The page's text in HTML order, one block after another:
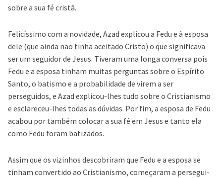
sobre a sua fé cristã.
Felicíssimo com a novidade, Azad explicou a Fedu e à esposa
dele (que ainda não tinha aceitado Cristo) o que significava
ser um seguidor de Jesus. Tiveram uma longa conversa pois
Fedu e a esposa tinham muitas perguntas sobre o Espírito
Santo, o batismo e a probabilidade de virem a ser
perseguidos, e Azad explicou-lhes tudo sobre o Cristianismo
e esclareceu-lhes todas as dúvidas. Por fim, a esposa de Fedu
acabou por também colocar a sua fé em Jesus e tanto ela
como Fedu foram batizados.
Assim que os vizinhos descobriram que Fedu e a esposa se
tinham convertido ao Cristianismo, começaram a persegui-